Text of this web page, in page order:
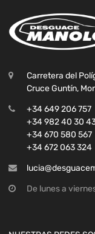
Carretera del
Cruce Guntín,
+34 649 206 757
+34 982 40 30
+34 670 580 567
+34 672 063 324
De lunes a